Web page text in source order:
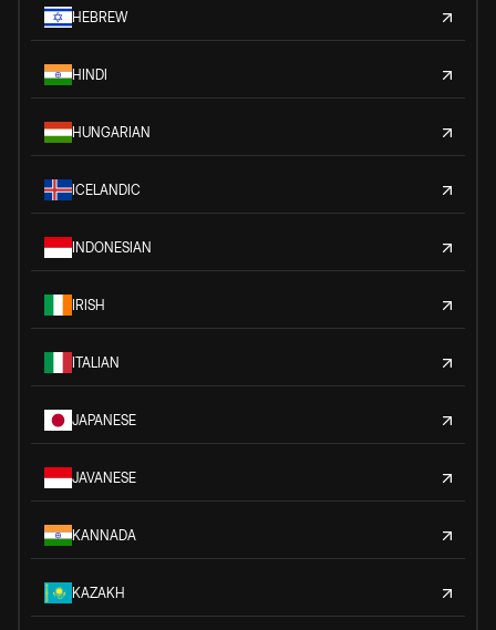
HEBREW
HINDI
HUNGARIAN
ICELANDIC
INDONESIAN
IRISH
ITALIAN
JAPANESE
JAVANESE
KANNADA
KAZAKH